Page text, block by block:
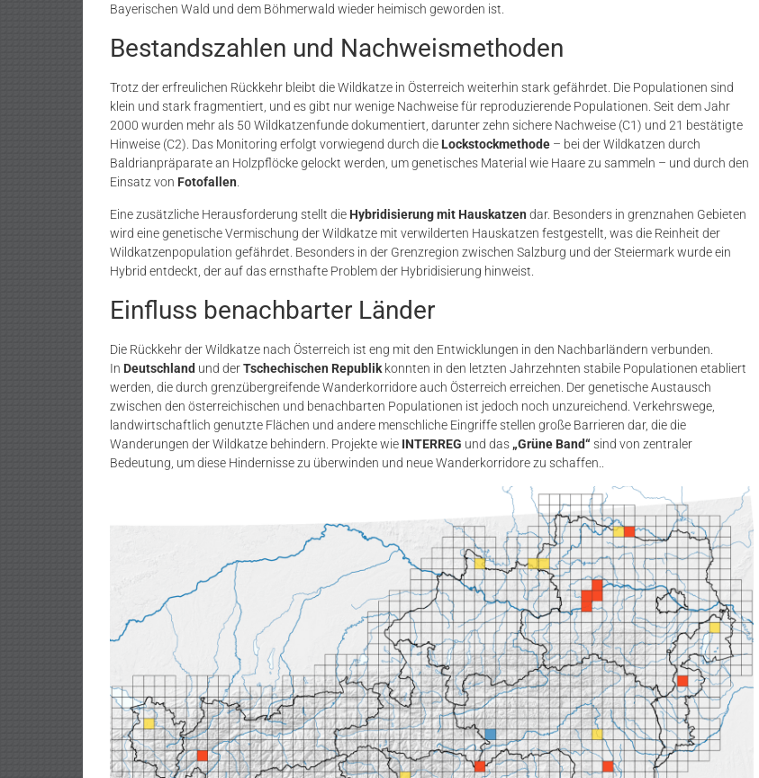
Bayerischen Wald und dem Böhmerwald wieder heimisch geworden ist.
Bestandszahlen und Nachweismethoden
Trotz der erfreulichen Rückkehr bleibt die Wildkatze in Österreich weiterhin stark gefährdet. Die Populationen sind
klein und stark fragmentiert, und es gibt nur wenige Nachweise für reproduzierende Populationen. Seit dem Jahr
2000 wurden mehr als 50 Wildkatzenfunde dokumentiert, darunter zehn sichere Nachweise (C1) und 21 bestätigte
Hinweise (C2). Das Monitoring erfolgt vorwiegend durch die Lockstockmethode – bei der Wildkatzen durch
Baldrianpräparate an Holzpflöcke gelockt werden, um genetisches Material wie Haare zu sammeln – und durch den
Einsatz von Fotofallen
Eine zusätzliche Herausforderung stellt die Hybridisierung mit Hauskatzen dar. Besonders in grenznahen Gebieten
wird eine genetische Vermischung der Wildkatze mit verwilderten Hauskatzen festgestellt, was die Reinheit der
Wildkatzenpopulation gefährdet. Besonders in der Grenzregion zwischen Salzburg und der Steiermark wurde ein
Hybrid entdeckt, der auf das ernsthafte Problem der Hybridisierung hinweist​.
Einfluss benachbarter Länder
Die Rückkehr der Wildkatze nach Österreich ist eng mit den Entwicklungen in den Nachbarländern verbunden.
In Deutschland und derTschechischen Republik konnten in den letzten Jahrzehnten stabile Populationen etabliert
werden, die durch grenzübergreifende Wanderkorridore auch Österreich erreichen. Der genetische Austausch
zwischen den österreichischen und benachbarten Populationen ist jedoch noch unzureichend. Verkehrswege,
landwirtschaftlich genutzte Flächen und andere menschliche Eingriffe stellen große Barrieren dar, die die
Wanderungen der Wildkatze behindern. Projekte wie INTERREG und das „Grüne Band“ sind von zentraler
Bedeutung, um diese Hindernisse zu überwinden und neue Wanderkorridore zu schaffen​..